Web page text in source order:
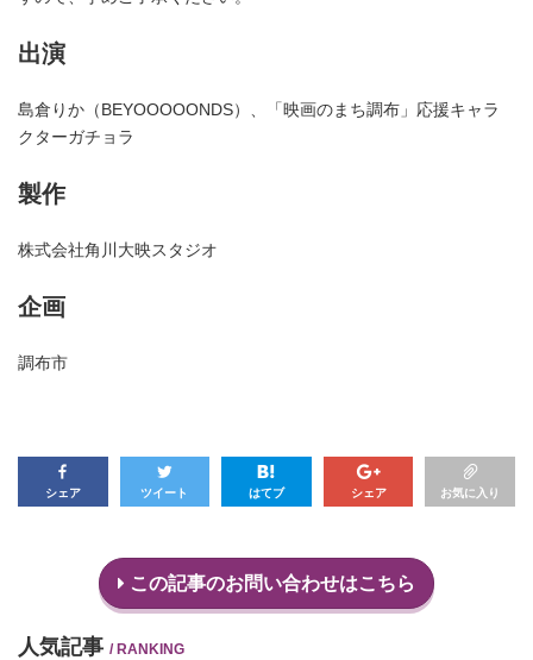
出演
島倉りか（BEYOOOOONDS）、「映画のまち調布」応援キャラ
クターガチョラ
製作
株式会社角川大映スタジオ
企画
調布市
シェア ツイート はてブ シェア お気に入り
この記事のお問い合わせはこちら
人気記事 / RANKING